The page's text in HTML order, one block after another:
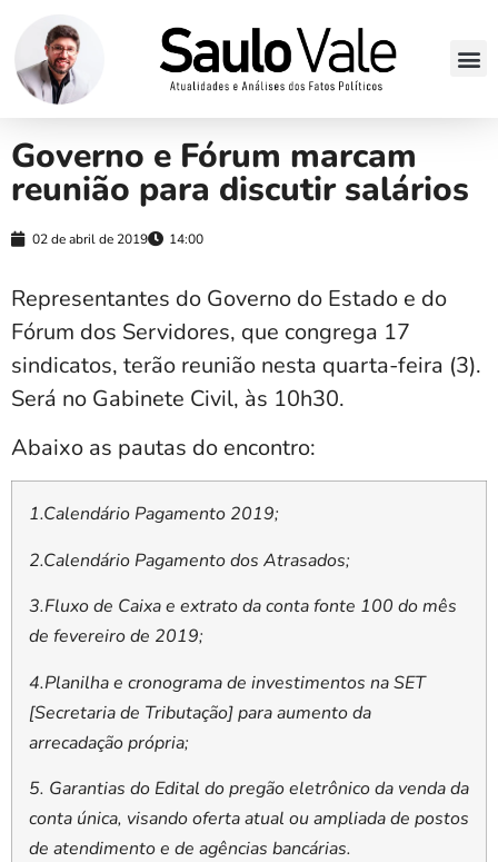
Governo e Fórum marcam
reunião para discutir salários
02 de abril de 2019 14:00
Representantes do Governo do Estado e do
Fórum dos Servidores, que congrega 17
sindicatos, terão reunião nesta quarta-feira (3).
Será no Gabinete Civil, às 10h30.
Abaixo as pautas do encontro:
1.Calendário Pagamento 2019;
2.Calendário Pagamento dos Atrasados;
3.Fluxo de Caixa e extrato da conta fonte 100 do mês
de fevereiro de 2019;
4.Planilha e cronograma de investimentos na SET
[Secretaria de Tributação] para aumento da
arrecadação própria;
5. Garantias do Edital do pregão eletrônico da venda da
conta única, visando oferta atual ou ampliada de postos
de atendimento e de agências bancárias.